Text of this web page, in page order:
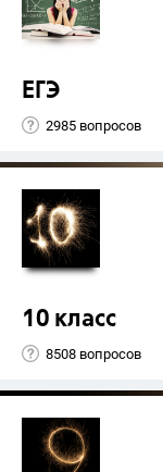
ЕГЭ
2985 вопросов
10 класс
8508 вопросов